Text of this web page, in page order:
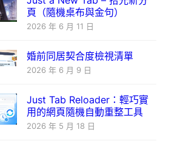
頁（隨機桌布與金句）
2026 年 6 月 11 日
婚前同居契合度檢視清單
2026 年 6 月 9 日
Just Tab Reloader：輕巧實
用的網頁隨機自動重整工具
2026 年 5 月 18 日